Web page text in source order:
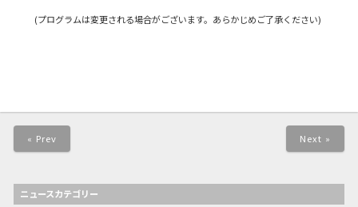
(プログラムは変更される場合がございます。あらかじめご了承ください)
« Prev Next »
ニュースカテゴリー